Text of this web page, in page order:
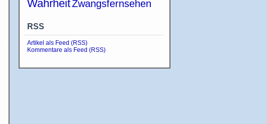
WahrheitZwangsfernsehen
RSS
Artikel als Feed (RSS)
Kommentare als Feed (RSS)